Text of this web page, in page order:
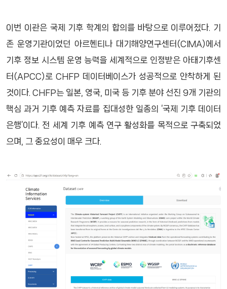
이번 이관은 국제 기후 학계의 합의를 바탕으로 이루어졌다. 기
존 운영기관이었던 아르헨티나 대기해양연구센터(CIMA)에서
기후 정보 시스템 운영 능력을 세계적으로 인정받은 아태기후센
터(APCC)로 CHFP 데이터베이스가 성공적으로 안착하게 된
것이다. CHFP는 일본, 영국, 미국 등 기후 분야 선진 9개 기관의
핵심 과거 기후 예측 자료를 집대성한 일종의 ‘국제 기후 데이터
은행’이다. 전 세계 기후 예측 연구 활성화를 목적으로 구축되었
으며, 그 중요성이 매우 크다.